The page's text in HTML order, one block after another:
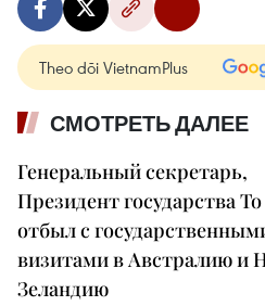
Theo dõi VietnamPlus
СМОТРЕТЬ ДАЛЕЕ
Генеральный секретарь,
Президент государства
отбыл с
визитами в Австралию и
Зеландию